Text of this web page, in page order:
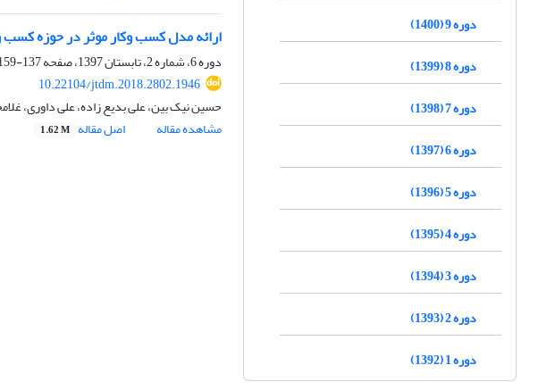
ارائه مدل کسب وکار موثر در حوزه کسب
دوره 6، شماره 2، تابستان 1397، صفحه
137-159
10.22104/jtdm.2018.2802.1946
حسین نیک بین، علی بدیع زاده، علی داوری،
مشاهده مقاله
اصل مقاله 1.62 M
دوره 9 (1400)
دوره 8 (1399)
دوره 7 (1398)
دوره 6 (1397)
دوره 5 (1396)
دوره 4 (1395)
دوره 3 (1394)
دوره 2 (1393)
دوره 1 (1392)